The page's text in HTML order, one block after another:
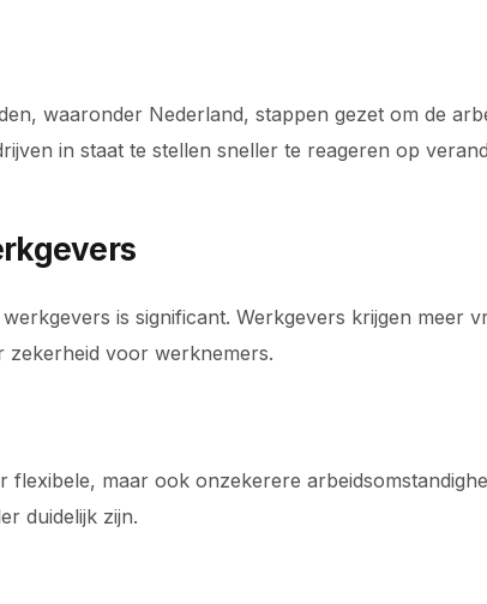
waaronder Nederland, stappen gezet om de
in staat te stellen sneller te reageren op
is significant. Werkgevers krijgen meer
zekerheid voor werknemers.
maar ook onzekerere
duidelijk zijn.